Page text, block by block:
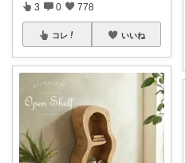
3 0 778
コレ いいね